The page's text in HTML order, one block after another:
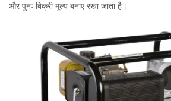
और पुनः बिक्री मूल्य बनाए रखा जाता है।